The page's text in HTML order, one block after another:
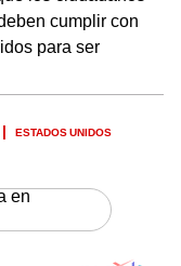
cumplir con
para ser
ESTADOS UNIDOS
en